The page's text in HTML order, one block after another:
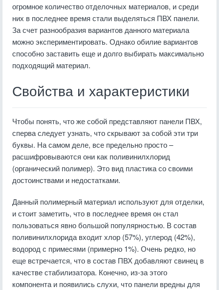
огромное количество отделочных материалов, и среди
них в последнее время стали выделяться ПВХ панели.
За счет разнообразия вариантов данного материала
можно экспериментировать. Однако обилие вариантов
способно заставить еще и долго выбирать максимально
подходящий материал.
Свойства и характеристики
Чтобы понять, что же собой представляют панели ПВХ,
сперва следует узнать, что скрывают за собой эти три
буквы. На самом деле, все предельно просто –
расшифровываются они как поливинилхлорид
(органический полимер). Это вид пластика со своими
достоинствами и недостатками.
Данный полимерный материал используют для отделки,
и стоит заметить, что в последнее время он стал
пользоваться явно большой популярностью. В состав
поливинилхлорида входит хлор (57%), углерод (42%),
водород с примесями (примерно 1%). Очень редко, но
еще встречается, что в состав ПВХ добавляют свинец в
качестве стабилизатора. Конечно, из-за этого
компонента и появились слухи, что панели вредны для